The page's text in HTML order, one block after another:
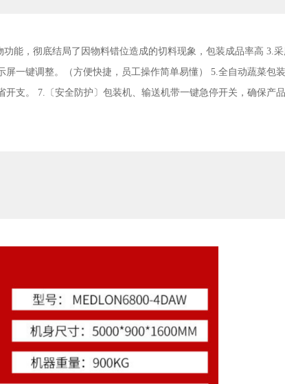
能，彻底结局了因物料错位造成的切料现象，包装成品率高 3.
一键调整。（方便快捷，员工操作简单易懂） 5.全自动蔬菜包
支。 7.〔安全防护〕包装机、输送机带一键急停开关，确保产